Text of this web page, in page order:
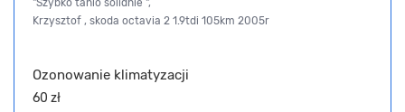
Krzysztof , skoda octavia 2 1.9tdi 105km 2005r
Ozonowanie klimatyzacji
60 zł